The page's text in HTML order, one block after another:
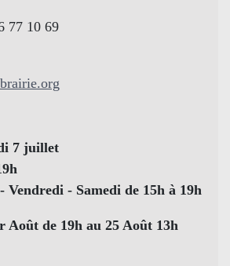
77 10 69
7 juillet
- Samedi de 15h à 19h
Août de 19h au 25 Août 13h